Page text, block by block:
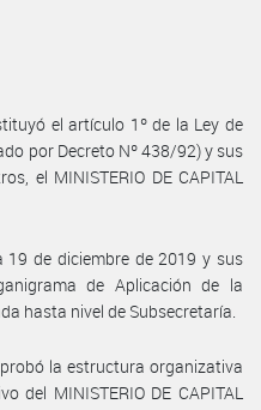
el artículo 1º de la Ley de
por Decreto Nº 438/92) y sus
el MINISTERIO DE CAPITAL
19 de diciembre de 2019 y sus
de Aplicación de la
hasta nivel de Subsecretaría.
la estructura organizativa
del MINISTERIO DE CAPITAL